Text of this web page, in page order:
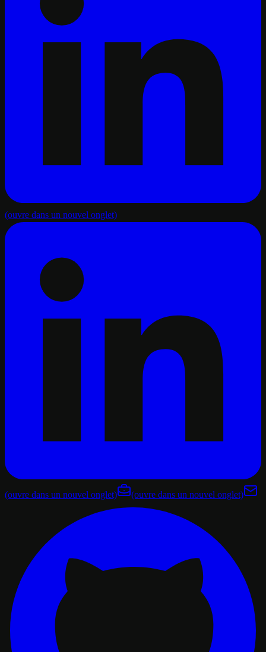
(ouvre dans un nouvel onglet)
(ouvre dans un nouvel onglet) (ouvre dans un nouvel onglet)